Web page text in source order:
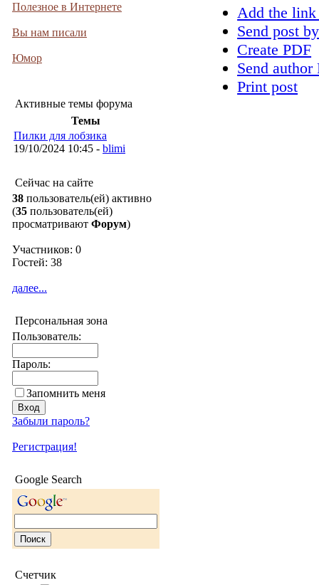
Полезное в Интернете
Вы нам писали
Юмор
Активные темы форума
Темы
Пилки для лобзика
19/10/2024 10:45 - blimi
Сейчас на сайте
38 пользователь(ей) активно
(35 пользователь(ей)
просматривают Форум)
Участников: 0
Гостей: 38
далее...
Персональная зона
Пользователь:
Пароль:
Запомнить меня
Забыли пароль?
Регистрация!
Google Search
Счетчик
Add the
Send post
Create PDF
Send
Print post